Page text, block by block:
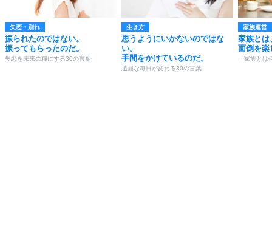
失恋・別れ
振られたのではない。
振ってもらったのだ。
失恋を未来の糧にする30の言葉
生き方
思うようにいかないのではな
い。
手間をかけているのだ。
退屈な毎日が変わる30の言葉
家族運営
家族とは
面倒を楽
「家族と